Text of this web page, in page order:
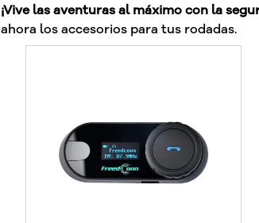
¡Vive las aventuras al máximo con la
ahora los accesorios para tus rodadas.